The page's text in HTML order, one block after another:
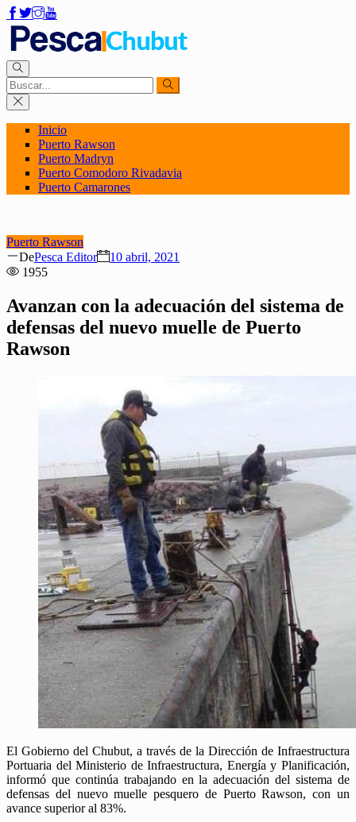
Inicio
Puerto Rawson
Puerto Madryn
Puerto Comodoro Rivadavia
Puerto Camarones
Puerto Rawson
DeAuthor
Pesca Editor
Posted
10 abril, 2021
1955
Avanzan con la adecuación del sistema de
defensas del nuevo muelle de Puerto
Rawson
El Gobierno del Chubut, a través de la Dirección de Infraestructura
Portuaria del Ministerio de Infraestructura, Energía y Planificación,
informó que continúa trabajando en la adecuación del sistema de
defensas del nuevo muelle pesquero de Puerto Rawson, con un
avance superior al 83%.